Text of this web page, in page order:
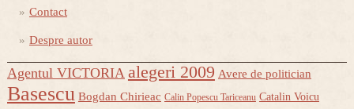
Contact
Despre autor
Agentul VICTORIA alegeri 2009 Avere de politician
Basescu Bogdan Chirieac Calin Popescu Tariceanu Catalin Voicu